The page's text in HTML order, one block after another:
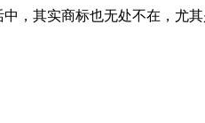
其实商标也无处不在，尤